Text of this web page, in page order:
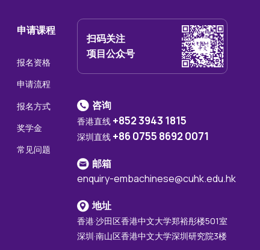
申请课程
报名资格
申请流程
报名方式
奖学金
常见问题
扫码关注
项目公众号
咨询
香港直线 +852 3943 1815
深圳直线 +86 0755 8692 0071
邮箱
enquiry-embachinese@cuhk.edu.hk
地址
香港·沙田区香港中文大学郑裕彤楼501室
深圳·南山区香港中文大学深圳研究院3楼